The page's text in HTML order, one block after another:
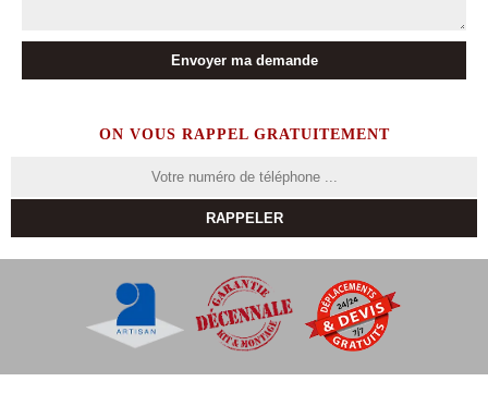
ON VOUS RAPPEL GRATUITEMENT